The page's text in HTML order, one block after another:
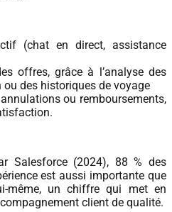
(chat en direct, assistance
offres, grâce à l’analyse des
des historiques de voyage
ou remboursements,
Salesforce (2024), 88 % des
est aussi importante que
même, un chiffre qui met en
client de qualité.